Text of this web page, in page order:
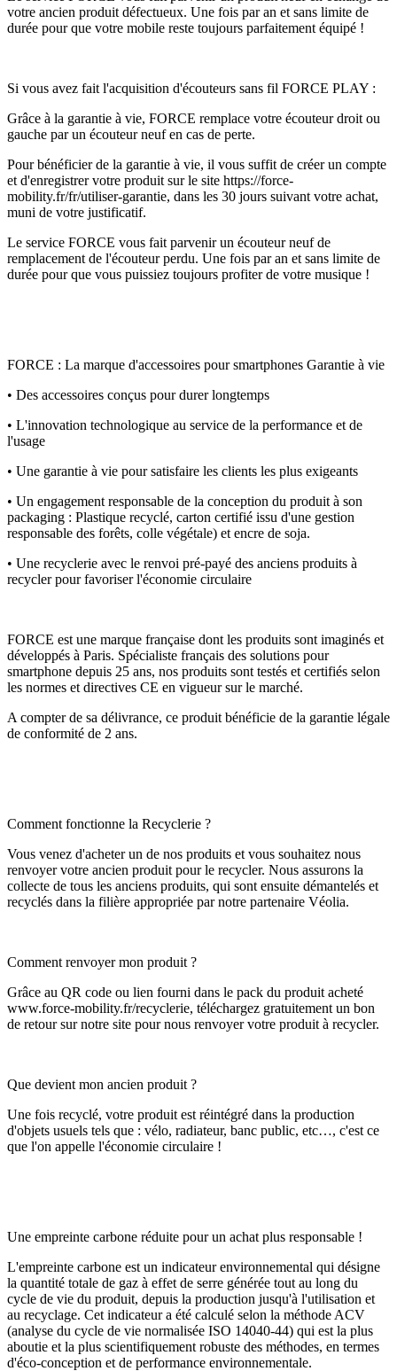
votre ancien produit défectueux. Une fois par an et sans limite de
durée pour que votre mobile reste toujours parfaitement équipé !
Si vous avez fait l'acquisition d'écouteurs sans fil FORCE PLAY :
Grâce à la garantie à vie, FORCE remplace votre écouteur droit ou
gauche par un écouteur neuf en cas de perte.
Pour bénéficier de la garantie à vie, il vous suffit de créer un compte
et d'enregistrer votre produit sur le site https://force-
mobility.fr/fr/utiliser-garantie, dans les 30 jours suivant votre achat,
muni de votre justificatif.
Le service FORCE vous fait parvenir un écouteur neuf de
remplacement de l'écouteur perdu. Une fois par an et sans limite de
durée pour que vous puissiez toujours profiter de votre musique !
FORCE : La marque d'accessoires pour smartphones Garantie à vie
• Des accessoires conçus pour durer longtemps
• L'innovation technologique au service de la performance et de
l'usage
• Une garantie à vie pour satisfaire les clients les plus exigeants
• Un engagement responsable de la conception du produit à son
packaging : Plastique recyclé, carton certifié issu d'une gestion
responsable des forêts, colle végétale) et encre de soja.
• Une recyclerie avec le renvoi pré-payé des anciens produits à
recycler pour favoriser l'économie circulaire
FORCE est une marque française dont les produits sont imaginés et
développés à Paris. Spécialiste français des solutions pour
smartphone depuis 25 ans, nos produits sont testés et certifiés selon
les normes et directives CE en vigueur sur le marché.
A compter de sa délivrance, ce produit bénéficie de la garantie légale
de conformité de 2 ans.
Comment fonctionne la Recyclerie ?
Vous venez d'acheter un de nos produits et vous souhaitez nous
renvoyer votre ancien produit pour le recycler. Nous assurons la
collecte de tous les anciens produits, qui sont ensuite démantelés et
recyclés dans la filière appropriée par notre partenaire Véolia.
Comment renvoyer mon produit ?
Grâce au QR code ou lien fourni dans le pack du produit acheté
www.force-mobility.fr/recyclerie, téléchargez gratuitement un bon
de retour sur notre site pour nous renvoyer votre produit à recycler.
Que devient mon ancien produit ?
Une fois recyclé, votre produit est réintégré dans la production
d'objets usuels tels que : vélo, radiateur, banc public, etc…, c'est ce
que l'on appelle l'économie circulaire !
Une empreinte carbone réduite pour un achat plus responsable !
L'empreinte carbone est un indicateur environnemental qui désigne
la quantité totale de gaz à effet de serre générée tout au long du
cycle de vie du produit, depuis la production jusqu'à l'utilisation et
au recyclage. Cet indicateur a été calculé selon la méthode ACV
(analyse du cycle de vie normalisée ISO 14040-44) qui est la plus
aboutie et la plus scientifiquement robuste des méthodes, en termes
d'éco-conception et de performance environnementale.